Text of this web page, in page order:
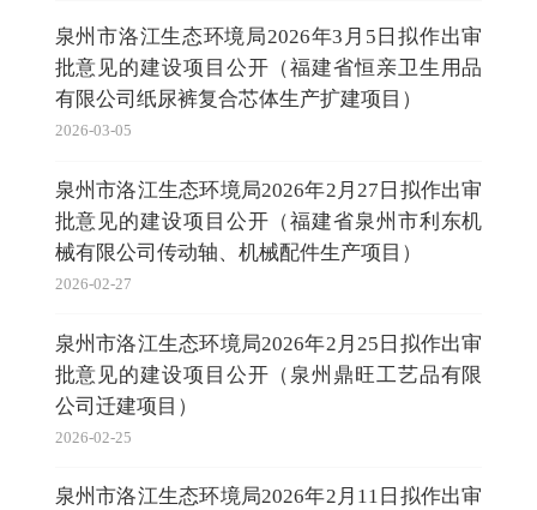
泉州市洛江生态环境局2026年3月5日拟作出审
批意见的建设项目公开（福建省恒亲卫生用品
有限公司纸尿裤复合芯体生产扩建项目）
2026-03-05
泉州市洛江生态环境局2026年2月27日拟作出审
批意见的建设项目公开（福建省泉州市利东机
械有限公司传动轴、机械配件生产项目）
2026-02-27
泉州市洛江生态环境局2026年2月25日拟作出审
批意见的建设项目公开（泉州鼎旺工艺品有限
公司迁建项目）
2026-02-25
泉州市洛江生态环境局2026年2月11日拟作出审